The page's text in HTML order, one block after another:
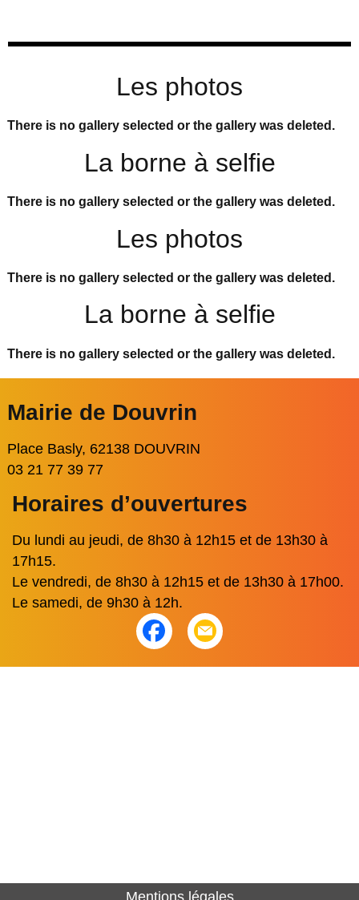
Les photos
There is no gallery selected or the gallery was deleted.
La borne à selfie
There is no gallery selected or the gallery was deleted.
Les photos
There is no gallery selected or the gallery was deleted.
La borne à selfie
There is no gallery selected or the gallery was deleted.
Mairie de Douvrin
Place Basly, 62138 DOUVRIN
03 21 77 39 77
Horaires d’ouvertures
Du lundi au jeudi, de 8h30 à 12h15 et de 13h30 à
17h15.
Le vendredi, de 8h30 à 12h15 et de 13h30 à 17h00.
Le samedi, de 9h30 à 12h.
Mentions légales